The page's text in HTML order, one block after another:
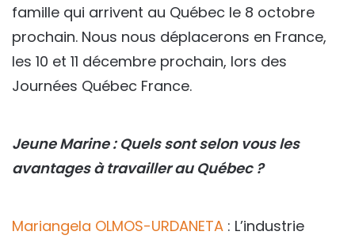
famille qui arrivent au Québec le 8 octobre
prochain. Nous nous déplacerons en France,
les 10 et 11 décembre prochain, lors des
Journées Québec France.
Jeune Marine : Quels sont selon vous les
avantages à travailler au Québec ?
Mariangela OLMOS-URDANETA : L’industrie